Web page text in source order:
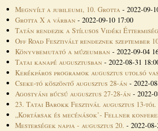
Megnyílt a jubileumi, 10. Grotta - 2022-09-
Grotta X a várban - 2022-09-10 17:00
Tatán rendezik a Stílusos Vidéki
Off Road Fesztivált rendeznek szeptember
Könyvbemutató a múzeumban - 2022-09-04
Tatai kanapé augusztusban - 2022-08-31
Kerékpáros programok augusztus utolsó
Cseke-tó köszöntő augusztus 28-án - 2022-
Agostyáni búcsú augusztus 27-28-án - 2022-
23. Tatai Barokk Fesztivál augusztus 13-tól
„Kortársak és mecénások’- Fellner
Mesterségek napja - augusztus 20. - 2022-